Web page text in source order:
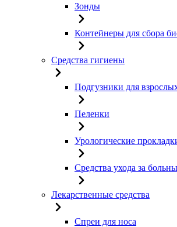
Зонды
Контейнеры для сбора
Средства гигиены
Подгузники для
Пеленки
Урологические
Средства ухода за
Лекарственные средства
Спреи для носа